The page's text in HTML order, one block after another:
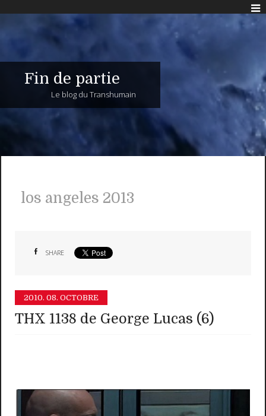
Fin de partie
Le blog du Transhumain
los angeles 2013
SHARE
2010. 08. OCTOBRE
THX 1138 de George Lucas (6)